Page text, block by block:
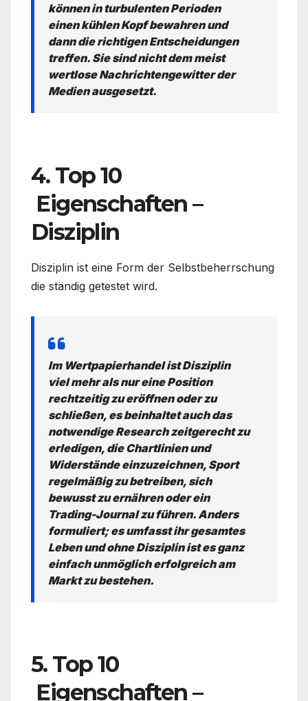
können in turbulenten Perioden
einen kühlen Kopf bewahren und
dann die richtigen Entscheidungen
treffen. Sie sind nicht dem meist
wertlose Nachrichtengewitter der
Medien ausgesetzt.
4. Top 10
Eigenschaften –
Disziplin
Disziplin ist eine Form der Selbstbeherrschung
die ständig getestet wird.
Im Wertpapierhandel ist Disziplin
viel mehr als nur eine Position
rechtzeitig zu eröffnen oder zu
schließen, es beinhaltet auch das
notwendige Research zeitgerecht zu
erledigen, die Chartlinien und
Widerstände einzuzeichnen, Sport
regelmäßig zu betreiben, sich
bewusst zu ernähren oder ein
Trading-Journal zu führen. Anders
formuliert; es umfasst ihr gesamtes
Leben und ohne Disziplin ist es ganz
einfach unmöglich erfolgreich am
Markt zu bestehen.
5. Top 10
Eigenschaften –